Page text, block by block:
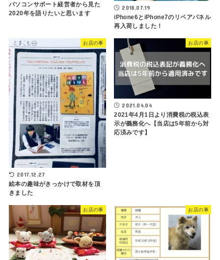
パソコンサポート経営者から見た
2020年を語りたいと思います
2018.07.19
iPhone6とiPhone7のリペアパネル
再入荷しました！
お店の事
2017.12.27
絵本の趣味がきっかけで取材を頂
きました
お店の事
2021.04.04
2021年4月1日より消費税の税込表
示が義務化へ【当店は5年前から対
応済みです】
お店の事 お店の事